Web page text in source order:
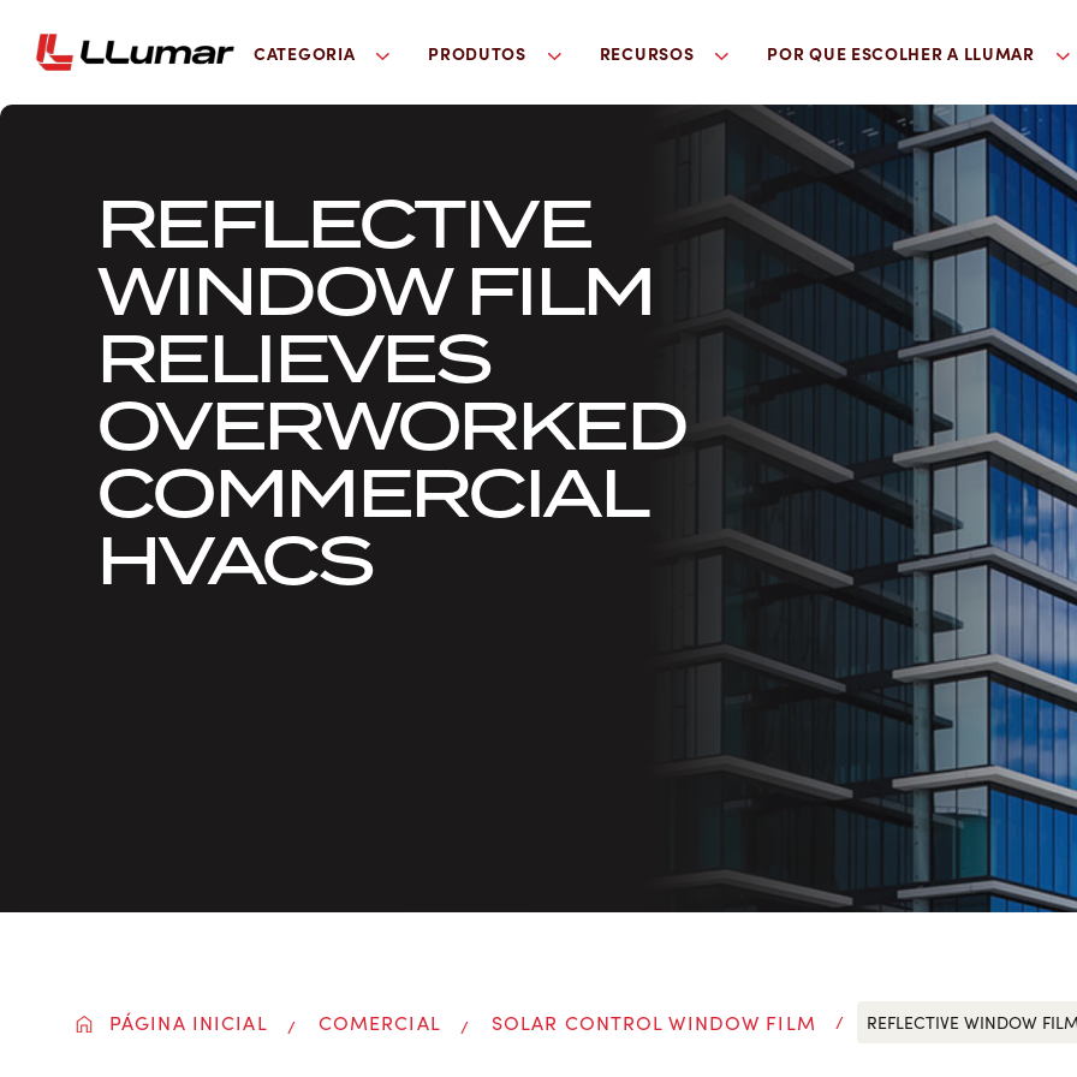
CATEGORIA PRODUTOS RECURSOS POR QUE ESCOLHER A LLUMAR
REFLECTIVE
WINDOW FILM
RELIEVES
OVERWORKED
COMMERCIAL
HVACS
PÁGINA INICIAL COMERCIAL SOLAR CONTROL WINDOW FILM REFLECTIVE WINDOW